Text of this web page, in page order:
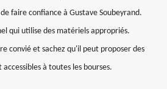
faire confiance à Gustave Soubeyrand.
qui utilise des matériels appropriés.
convié et sachez qu'il peut proposer des
à toutes les bourses.